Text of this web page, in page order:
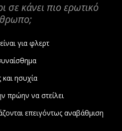
σε κάνει πιο ερωτικό
για φλερτ
ησυχία
πρώην να στείλει
επειγόντως αναβάθμιση